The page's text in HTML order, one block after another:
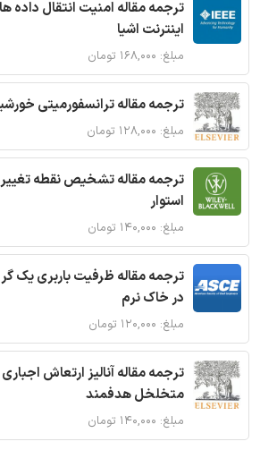
اینترنت اشیا
مبلغ: ۱۶۸,۰۰۰ تومان
ترجمه مقاله ترانسفورمیتی
مبلغ: ۱۲۸,۰۰۰ تومان
ترجمه مقاله تشخیص نقطه تغییر
استوار
مبلغ: ۱۴۰,۰۰۰ تومان
ترجمه مقاله ظرفیت باربری یک
در خاک نرم
مبلغ: ۱۲۰,۰۰۰ تومان
ترجمه مقاله آنالیز ارتعاش
متخلخل هدفمند
مبلغ: ۱۴۰,۰۰۰ تومان